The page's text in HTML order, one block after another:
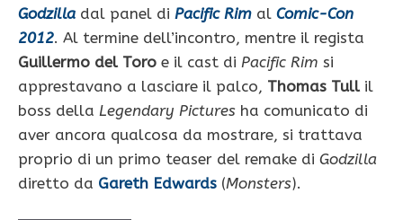
Godzilla dal panel di Pacific Rim al Comic-Con
2012. Al termine dell’incontro, mentre il regista
Guillermo del Toro e il cast di Pacific Rim si
apprestavano a lasciare il palco, Thomas Tullil
boss della Legendary Pictures ha comunicato di
aver ancora qualcosa da mostrare, si trattava
proprio di un primo teaser del remake di Godzilla
diretto da Gareth Edwards (Monsters).